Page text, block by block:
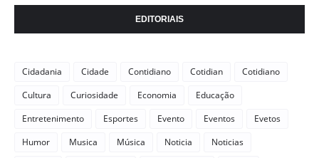
EDITORIAIS
Cidadania Cidade Contidiano Cotidian
Cotidiano
Cultura
Curiosidade Economia
Educação
Entretenimento
Esportes Evento Eventos
Evetos
Humor
Musica Música Noticia Noticias